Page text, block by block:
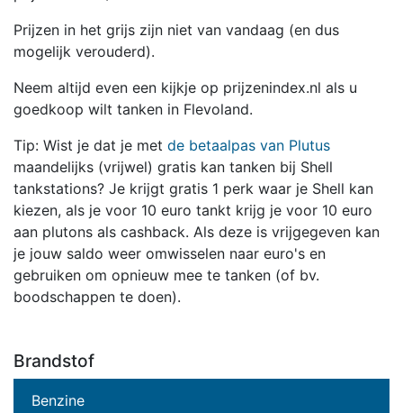
Prijzen in het grijs zijn niet van vandaag (en dus
mogelijk verouderd).
Neem altijd even een kijkje op prijzenindex.nl als u
goedkoop wilt tanken in Flevoland.
Tip: Wist je dat je met de betaalpas van Plutus
maandelijks (vrijwel) gratis kan tanken bij Shell
tankstations? Je krijgt gratis 1 perk waar je Shell kan
kiezen, als je voor 10 euro tankt krijg je voor 10 euro
aan plutons als cashback. Als deze is vrijgegeven kan
je jouw saldo weer omwisselen naar euro's en
gebruiken om opnieuw mee te tanken (of bv.
boodschappen te doen).
Brandstof
Benzine